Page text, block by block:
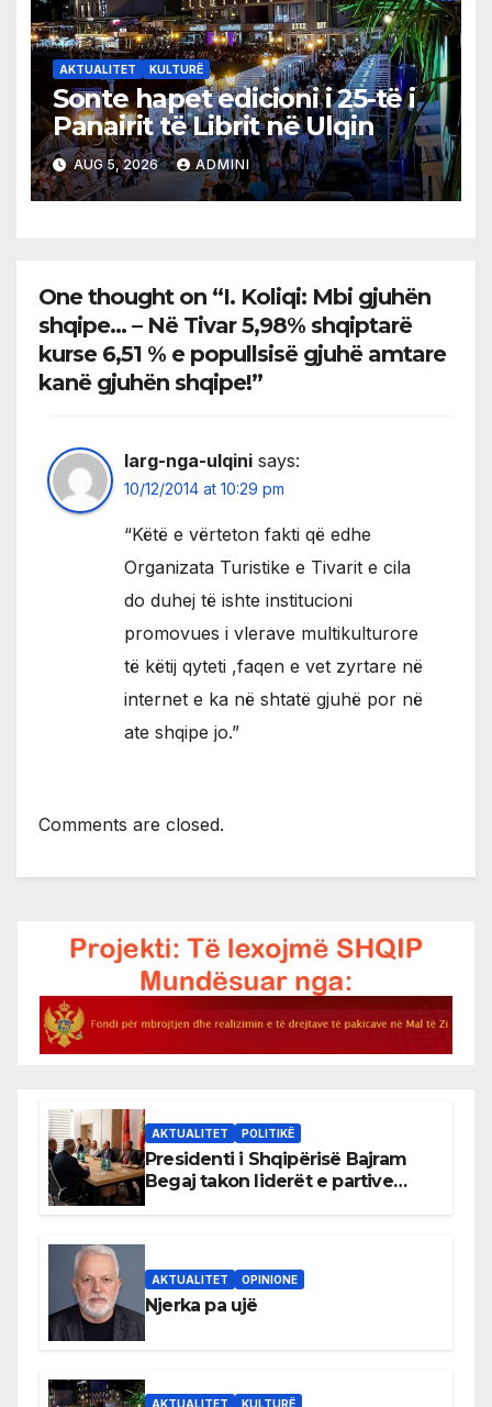
AKTUALITET KULTURË
Sonte hapet edicioni i 25-të i
Panairit të Librit në Ulqin
AUG 5, 2026 ADMINI
One thought on “I. Koliqi: Mbi gjuhën
shqipe… – Në Tivar 5,98% shqiptarë
kurse 6,51 % e popullsisë gjuhë amtare
kanë gjuhën shqipe!”
larg-nga-ulqini says:
10/12/2014 at 10:29 pm
“Këtë e vërteton fakti që edhe
Organizata Turistike e Tivarit e cila
do duhej të ishte institucioni
promovues i vlerave multikulturore
të këtij qyteti ,faqen e vet zyrtare në
internet e ka në shtatë gjuhë por në
ate shqipe jo.”
Comments are closed.
AKTUALITET POLITIKË
Presidenti i Shqipërisë Bajram
Begaj takon liderët e partive
AKTUALITET OPINIONE
Njerka pa ujë
AKTUALITET KULTURË